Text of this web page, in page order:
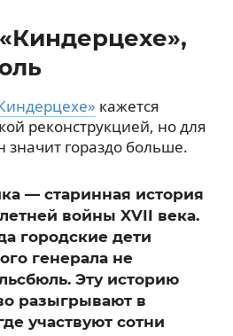
кажется
реконструкцией, но для
гораздо больше.
— старинная история
войны XVII века.
городские дети
генерала не
Эту историю
разыгрывают в
участвуют сотни